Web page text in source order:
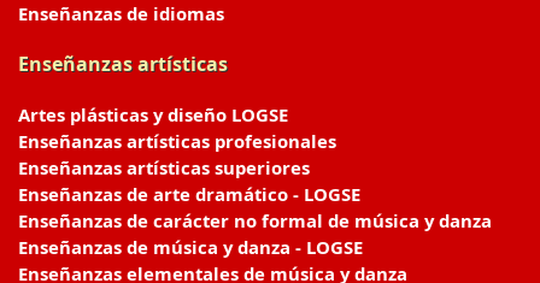
Enseñanzas de idiomas
Enseñanzas artísticas
Artes plásticas y diseño LOGSE
Enseñanzas artísticas profesionales
Enseñanzas artísticas superiores
Enseñanzas de arte dramático - LOGSE
Enseñanzas de carácter no formal de música y danza
Enseñanzas de música y danza - LOGSE
Enseñanzas elementales de música y danza